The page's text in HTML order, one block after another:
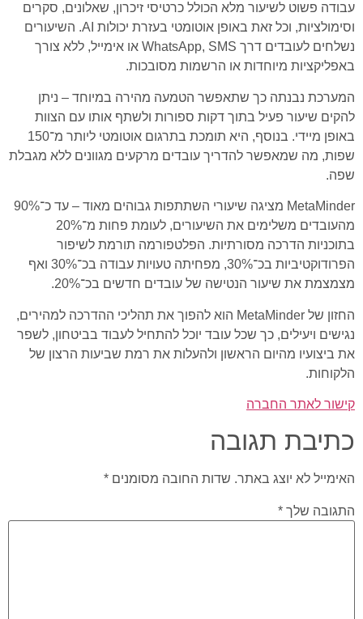
עבודה פשוט לשיעור מלא הכולל כרטיסי זיכרון, שאלונים, סקרים
וסימולציות, וכל זאת באופן אוטומטי בעזרת יכולות AI. השיעורים
נשלחים לעובדים דרך WhatsApp, SMS או אימייל, ללא צורך
באפליקציות מיוחדות או הרשמות מסובכות.
המערכת נבנתה כך שתאפשר הטמעה מהירה במיוחד – ניתן
להקים שיעור פעיל בתוך דקות ספורות ולשתף אותו עם הצוות
באופן מיידי. בנוסף, היא תומכת בתרגום אוטומטי ליותר מ־150
שפות, מה שמאפשר להדריך עובדים מרקעים מגוונים ללא מגבלת
שפה.
MetaMinder מציגה שיעורי השתתפות גבוהים מאוד – עד כ־90%
מהעובדים משלימים את השיעורים, לעומת פחות מ־20%
בתוכניות הדרכה מסורתיות. הפלטפורמה תורמת לשיפור
הפרודוקטיביות בכ־30%, מפחיתה טעויות עבודה בכ־30% ואף
מצמצמת את שיעור הנטישה של עובדים חדשים בכ־20%.
החזון של MetaMinder הוא להפוך את תהליכי ההדרכה למהירים,
נגישים ויעילים, כך שכל עובד יוכל להתחיל לעבוד בביטחון, לשפר
את ביצועיו מהיום הראשון ולהעלות את רמת שביעות הרצון של
הלקוחות.
קישור לאתר החברה
כתיבת תגובה
האימייל לא יוצג באתר. שדות החובה מסומנים *
התגובה שלך *